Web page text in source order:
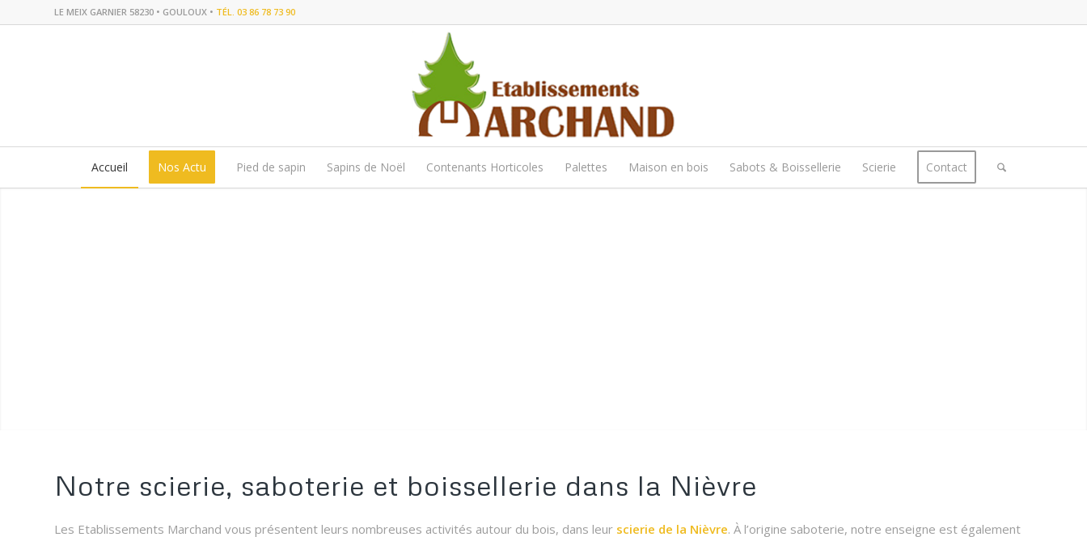
LE MEIX GARNIER 58230 • GOULOUX • TÉL. 03 86 78 73 90
Accueil Nos Actu Pied de sapin Sapins de Noël Contenants Horticoles Palettes Maison en bois Sabots & Boissellerie Scierie Contact
Notre scierie, saboterie et boissellerie dans la Nièvre
Les Etablissements Marchand vous présentent leurs nombreuses activités autour du bois, dans leur scierie de la Nièvre. À l’origine saboterie, notre enseigne est également